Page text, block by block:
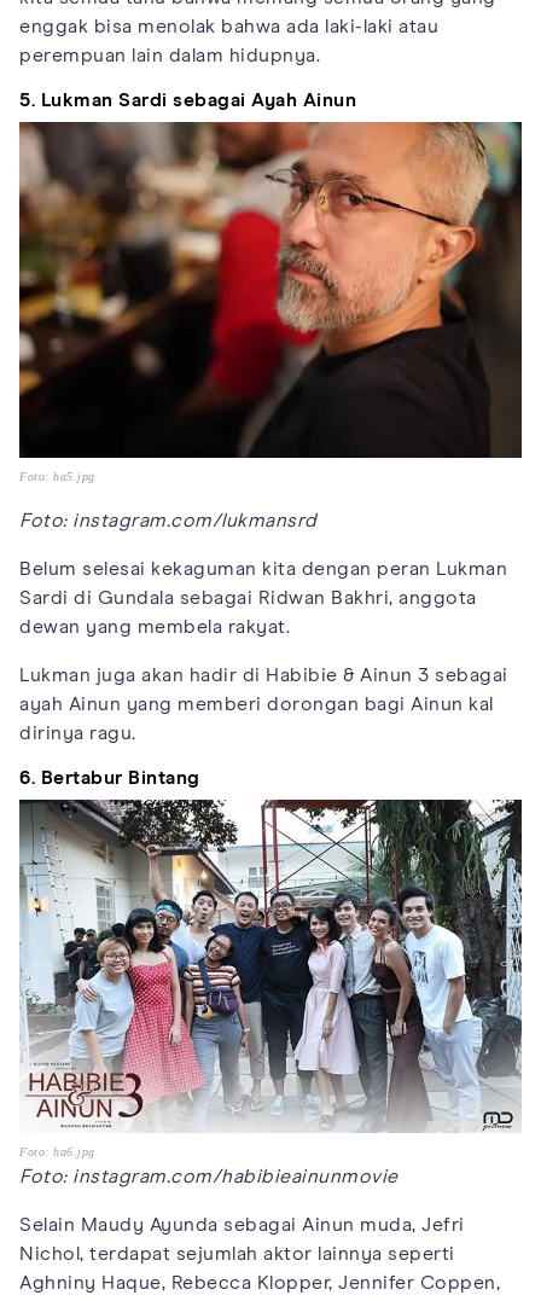
enggak bisa menolak bahwa ada laki-laki atau
perempuan lain dalam hidupnya.
5. Lukman Sardi sebagai Ayah Ainun
Foto: ha5.jpg
Foto: instagram.com/lukmansrd
Belum selesai kekaguman kita dengan peran Lukman
Sardi di Gundala sebagai Ridwan Bakhri, anggota
dewan yang membela rakyat.
Lukman juga akan hadir di Habibie & Ainun 3 sebagai
ayah Ainun yang memberi dorongan bagi Ainun kal
dirinya ragu.
6. Bertabur Bintang
Foto: ha6.jpg
Foto: instagram.com/habibieainunmovie
Selain Maudy Ayunda sebagai Ainun muda, Jefri
Nichol, terdapat sejumlah aktor lainnya seperti
Aghniny Haque, Rebecca Klopper, Jennifer Coppen,